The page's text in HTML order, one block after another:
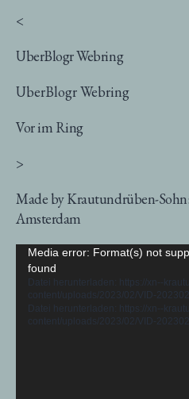
<
UberBlogr Webring
UberBlogr Webring
Vor im Ring
>
Made by Krautundrüben-
Amsterdam
Video-
Player
Media error: Format(s) not
found
Datei herunterladen: https://xn--
content/uploads/2023/02/VID-
Datei herunterladen: https://xn--
content/uploads/2023/02/VID-